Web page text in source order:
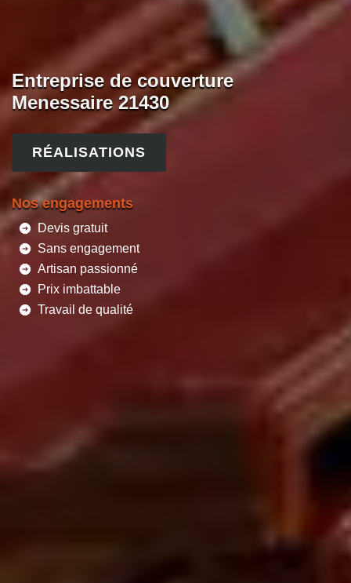
Entreprise de couverture
Menessaire 21430
RÉALISATIONS
Nos engagements
Devis gratuit
Sans engagement
Artisan passionné
Prix imbattable
Travail de qualité